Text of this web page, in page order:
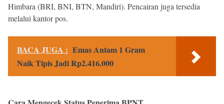
Himbara (BRI, BNI, BTN, Mandiri). Pencairan juga tersedia
melalui kantor pos.
BACA JUGA : Emas Antam 1 Gram
Naik Tipis Jadi Rp2.416.000